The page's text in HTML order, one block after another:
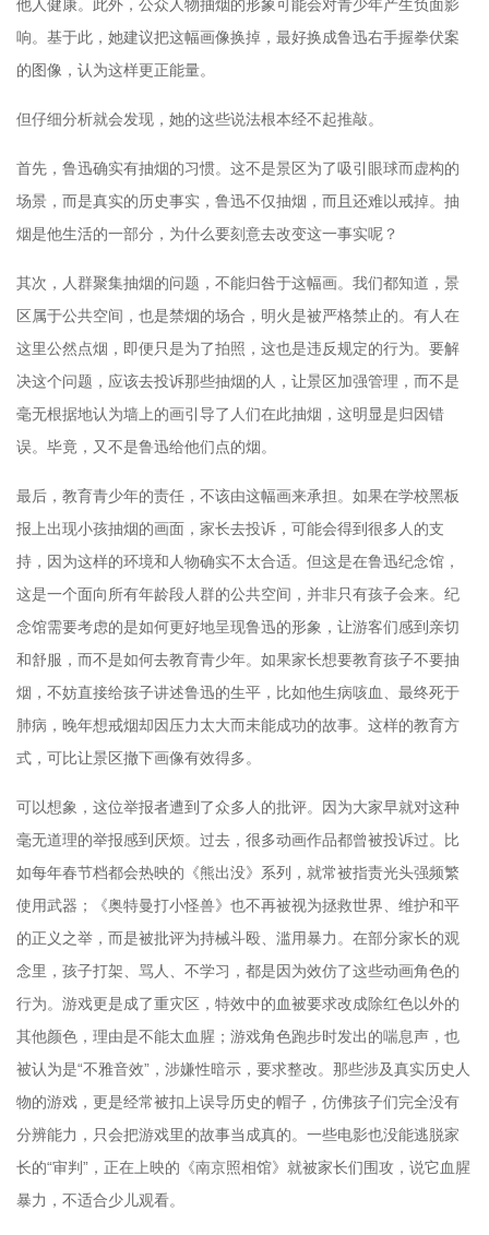
他人健康。此外，公众人物抽烟的形象可能会对青少年产生负面影
响。基于此，她建议把这幅画像换掉，最好换成鲁迅右手握拳伏案
的图像，认为这样更正能量。
但仔细分析就会发现，她的这些说法根本经不起推敲。
首先，鲁迅确实有抽烟的习惯。这不是景区为了吸引眼球而虚构的
场景，而是真实的历史事实，鲁迅不仅抽烟，而且还难以戒掉。抽
烟是他生活的一部分，为什么要刻意去改变这一事实呢？
其次，人群聚集抽烟的问题，不能归咎于这幅画。我们都知道，景
区属于公共空间，也是禁烟的场合，明火是被严格禁止的。有人在
这里公然点烟，即便只是为了拍照，这也是违反规定的行为。要解
决这个问题，应该去投诉那些抽烟的人，让景区加强管理，而不是
毫无根据地认为墙上的画引导了人们在此抽烟，这明显是归因错
误。毕竟，又不是鲁迅给他们点的烟。
最后，教育青少年的责任，不该由这幅画来承担。如果在学校黑板
报上出现小孩抽烟的画面，家长去投诉，可能会得到很多人的支
持，因为这样的环境和人物确实不太合适。但这是在鲁迅纪念馆，
这是一个面向所有年龄段人群的公共空间，并非只有孩子会来。纪
念馆需要考虑的是如何更好地呈现鲁迅的形象，让游客们感到亲切
和舒服，而不是如何去教育青少年。如果家长想要教育孩子不要抽
烟，不妨直接给孩子讲述鲁迅的生平，比如他生病咳血、最终死于
肺病，晚年想戒烟却因压力太大而未能成功的故事。这样的教育方
式，可比让景区撤下画像有效得多。
可以想象，这位举报者遭到了众多人的批评。因为大家早就对这种
毫无道理的举报感到厌烦。过去，很多动画作品都曾被投诉过。比
如每年春节档都会热映的《熊出没》系列，就常被指责光头强频繁
使用武器；《奥特曼打小怪兽》也不再被视为拯救世界、维护和平
的正义之举，而是被批评为持械斗殴、滥用暴力。在部分家长的观
念里，孩子打架、骂人、不学习，都是因为效仿了这些动画角色的
行为。游戏更是成了重灾区，特效中的血被要求改成除红色以外的
其他颜色，理由是不能太血腥；游戏角色跑步时发出的喘息声，也
被认为是“不雅音效”，涉嫌性暗示，要求整改。那些涉及真实历史人
物的游戏，更是经常被扣上误导历史的帽子，仿佛孩子们完全没有
分辨能力，只会把游戏里的故事当成真的。一些电影也没能逃脱家
长的“审判”，正在上映的《南京照相馆》就被家长们围攻，说它血腥
暴力，不适合少儿观看。